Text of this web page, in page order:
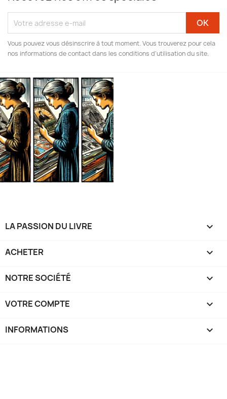
Vous pouvez vous désinscrire à tout moment. Vous trouverez pour cela
nos informations de contact dans les conditions d'utilisation du site.
LA PASSION DU LIVRE 
ACHETER 
NOTRE SOCIÉTÉ 
VOTRE COMPTE 
INFORMATIONS keyboard_arrow_down